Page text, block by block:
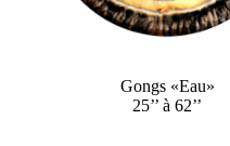
Gongs «Eau»
25’’ à 62’’